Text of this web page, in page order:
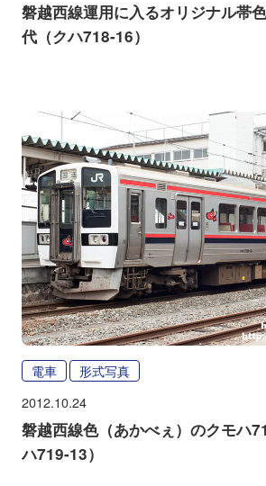
磐越西線運用に入るオリジナル帯
代（クハ718-16）
電車 形式写真
2012.10.24
磐越西線色（あかべぇ）のクモハ
ハ719-13）